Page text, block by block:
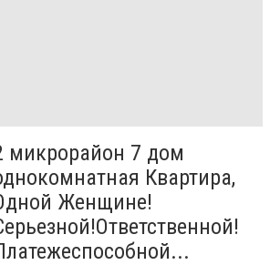
микрорайон 7 дом
Квартира,
Женщине!